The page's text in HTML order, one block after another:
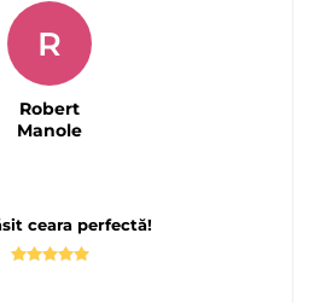
ceara perfectă!
R
Robert
Manole